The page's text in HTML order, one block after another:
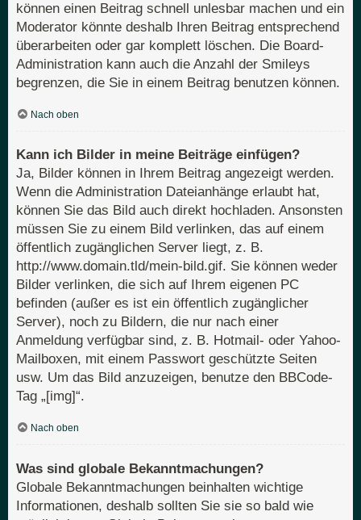
können einen Beitrag schnell unlesbar machen und ein
Moderator könnte deshalb Ihren Beitrag entsprechend
überarbeiten oder gar komplett löschen. Die Board-
Administration kann auch die Anzahl der Smileys
begrenzen, die Sie in einem Beitrag benutzen können.
Nach oben
Kann ich Bilder in meine Beiträge einfügen?
Ja, Bilder können in Ihrem Beitrag angezeigt werden.
Wenn die Administration Dateianhänge erlaubt hat,
können Sie das Bild auch direkt hochladen. Ansonsten
müssen Sie zu einem Bild verlinken, das auf einem
öffentlich zugänglichen Server liegt, z. B.
http://www.domain.tld/mein-bild.gif. Sie können weder
Bilder verlinken, die sich auf Ihrem eigenen PC
befinden (außer es ist ein öffentlich zugänglicher
Server), noch zu Bildern, die nur nach einer
Anmeldung verfügbar sind, z. B. Hotmail- oder Yahoo-
Mailboxen, mit einem Passwort geschützte Seiten
usw. Um das Bild anzuzeigen, benutze den BBCode-
Tag „[img]“.
Nach oben
Was sind globale Bekanntmachungen?
Globale Bekanntmachungen beinhalten wichtige
Informationen, deshalb sollten Sie sie so bald wie